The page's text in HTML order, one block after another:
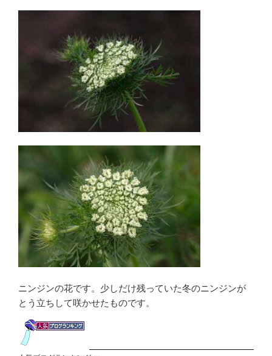
ニンジンの花です。少しだけ残っていた冬のニンジンが
とう立ちして咲かせたものです。